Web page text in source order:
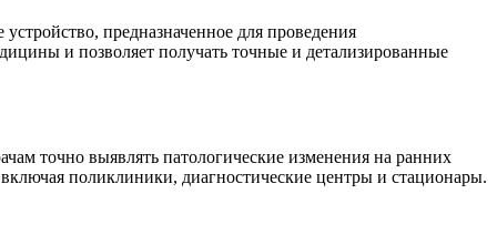
предназначенное для проведения
и позволяет получать точные и детализированные
точно выявлять патологические изменения на ранних
поликлиники, диагностические центры и стационары.